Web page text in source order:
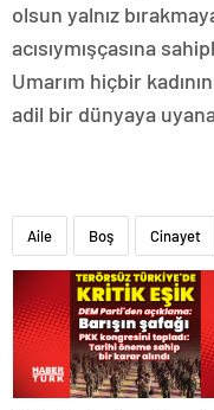
olsun yalnız
acısıymışçasına
Umarım hiçbir
adil bir dünyaya
Aile Boş Cinayet